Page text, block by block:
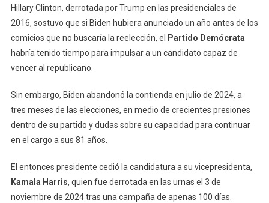
Hillary Clinton, derrotada por Trump en las presidenciales de
2016, sostuvo que si Biden hubiera anunciado un año antes de los
comicios que no buscaría la reelección, el
Partido Demócrata
habría tenido tiempo para impulsar a un candidato capaz de
vencer al republicano.
Sin embargo, Biden abandonó la contienda en julio de 2024, a
tres meses de las elecciones, en medio de crecientes presiones
dentro de su partido y dudas sobre su capacidad para continuar
en el cargo a sus 81 años.
El entonces presidente cedió la candidatura a su vicepresidenta,
Kamala Harris, quien fue derrotada en las urnas el 3 de
noviembre de 2024 tras una campaña de apenas 100 días.